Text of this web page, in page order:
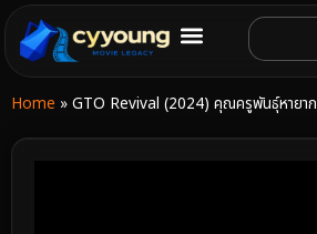
Home » GTO Revival (2024) คุณครูพันธุ์หายาก